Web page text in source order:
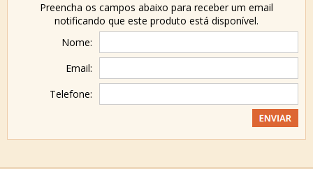
Preencha os campos abaixo para receber um email
notificando que este produto está disponível.
Nome:
Email:
Telefone: